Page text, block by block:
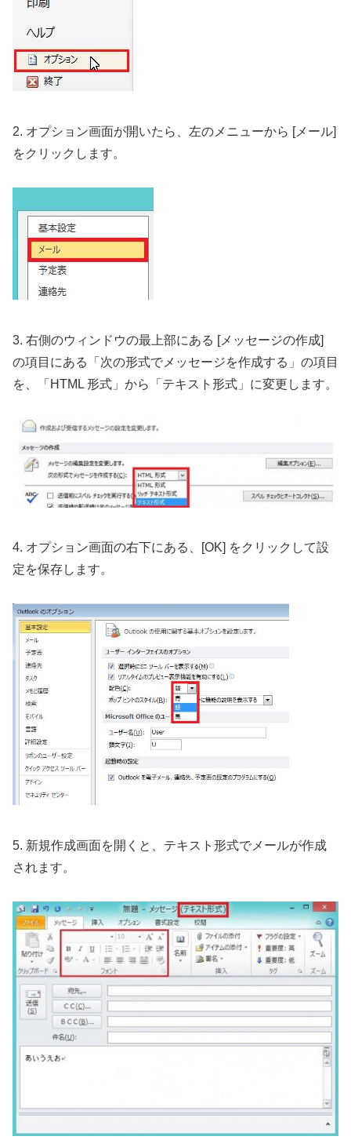
2. オプション画面が開いたら、左のメニューから [メール]
をクリックします。
3. 右側のウィンドウの最上部にある [メッセージの作成]
の項目にある「次の形式でメッセージを作成する」の項目
を、「HTML 形式」から「テキスト形式」に変更します。
4. オプション画面の右下にある、[OK] をクリックして設
定を保存します。
5. 新規作成画面を開くと、テキスト形式でメールが作成
されます。